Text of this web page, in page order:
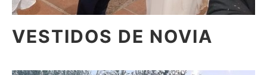
VESTIDOS DE NOVIA